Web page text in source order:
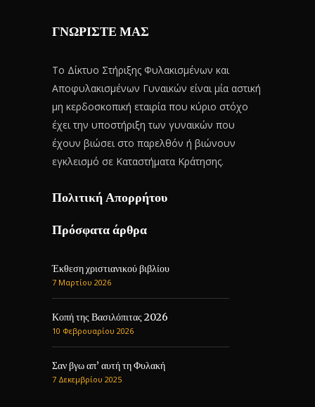
ΓΝΩΡΙΣΤΕ ΜΑΣ
Το Δίκτυο Στήριξης Φυλακισμένων και
Αποφυλακισμένων Γυναικών είναι μία αστική
μη κερδοσκοπική εταιρία που κύριο στόχο
έχει την υποστήριξη των γυναικών που
έχουν βιώσει στο παρελθόν ή βιώνουν
εγκλεισμό σε Καταστήματα Κράτησης.
Πολιτική Απορρήτου
Πρόσφατα άρθρα
Έκθεση χριστιανικού βιβλίου
7 Μαρτίου 2026
Κοπή της Βασιλόπιτας 2026
10 Φεβρουαρίου 2026
Σαν βγω απ’ αυτή τη Φυλακή
7 Δεκεμβρίου 2025